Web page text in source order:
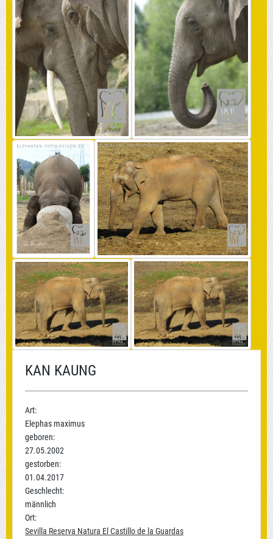
KAN KAUNG
Art:
Elephas maximus
geboren:
27.05.2002
gestorben:
01.04.2017
Geschlecht:
männlich
Ort:
Sevilla Reserva Natura El Castillo de la Guardas